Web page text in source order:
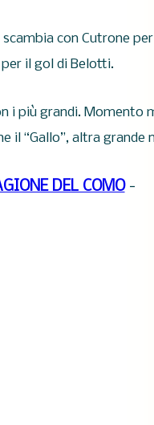
con Cutrone
il gol di Belotti.
i più grandi. Momento
il “Gallo”, altra grande
DEL COMO-